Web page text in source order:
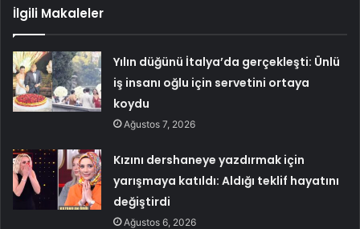
İlgili Makaleler
Yılın düğünü İtalya’da gerçekleşti: Ünlü
iş insanı oğlu için servetini ortaya
koydu
Ağustos 7, 2026
Kızını dershaneye yazdırmak için
yarışmaya katıldı: Aldığı teklif hayatını
değiştirdi
Ağustos 6, 2026